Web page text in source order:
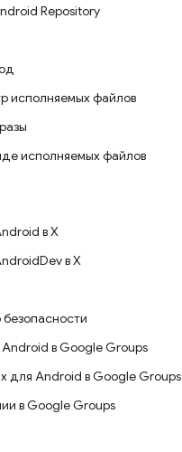
Repository
исполняемых файлов
исполняемых файлов
в X
в X
в Google Groups
для Android в Google Groups
в Google Groups